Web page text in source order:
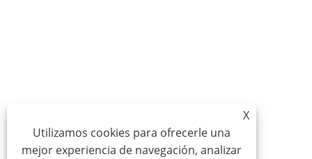
X
Utilizamos cookies para ofrecerle una
mejor experiencia de navegación, analizar